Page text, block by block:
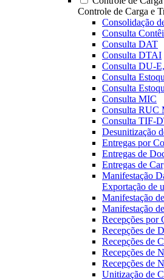
Controle de Carga e
Consolidação
Consulta
Consulta DAT
Consulta DTAI
Consulta DU-
Consulta
Consulta
Consulta MIC
Consulta RUC
Consulta TIF-
Desunitização
Entregas por
Entregas de
Entregas de
Manifestação
Exportação de
Manifestação
Manifestação
Recepções por
Recepções de
Recepções de
Recepções de
Recepções de
Unitização de